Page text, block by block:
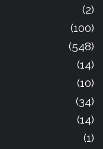
(2)
(100)
(548)
(14)
(10)
(34)
(14)
(1)